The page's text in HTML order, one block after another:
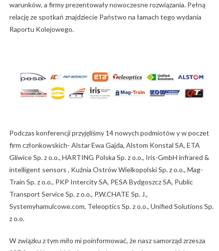
warunków, a firmy prezentowały nowoczesne rozwiązania. Pełną
relację ze spotkań znajdziecie Państwo na łamach tego wydania
Raportu Kolejowego.
Podczas konferencji przyjęliśmy 14 nowych podmiotów y w poczet
firm członkowskich- Alstar Ewa Gajda, Alstom Konstal SA, ETA
Gliwice Sp. z o.o., HARTING Polska Sp. z o.o., Iris-GmbH infrared &
intelligent sensors , Kuźnia Ostrów Wielkopolski Sp. z o.o., Mag-
Train Sp. z o.o., PKP Intercity SA, PESA Bydgoszcz SA, Public
Transport Service Sp. z o.o., P.W.CHATE Sp. J.,
Systemyhamulcowe.com, Teleoptics Sp. z o.o., Unified Solutions Sp.
z o.o.
W związku z tym miło mi poinformować, że nasz samorząd zrzesza